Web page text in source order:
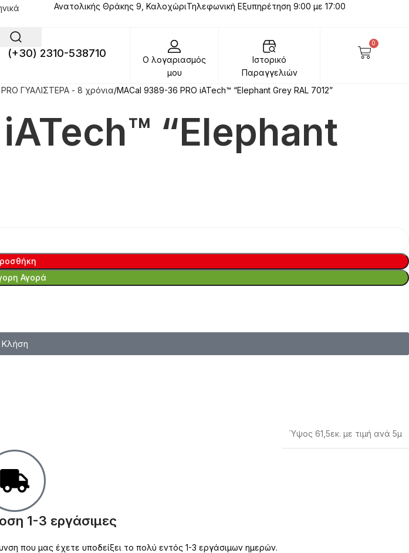
Ανατολικής Θράκης 9, ΚαλοχώριΤηλεφωνική Εξυπηρέτηση 9:00 με 17:00
(+30) 2310-538710
Ο λογαριασμός
μου
Ιστορικό
Παραγγελιών
0
ΓΥΑΛΙΣΤΕΡΑ - 8 χρόνια MACal 9389-36 PRO iATech™ “Elephant Grey RAL 7012”
“Elephant
Αγορά
Κλήση
Ύψος 61,5εκ. με τιμή ανά 5μ
1-3 εργάσιμες
που μας έχετε υποδείξει το πολύ εντός 1-3 εργάσιμων ημερών.